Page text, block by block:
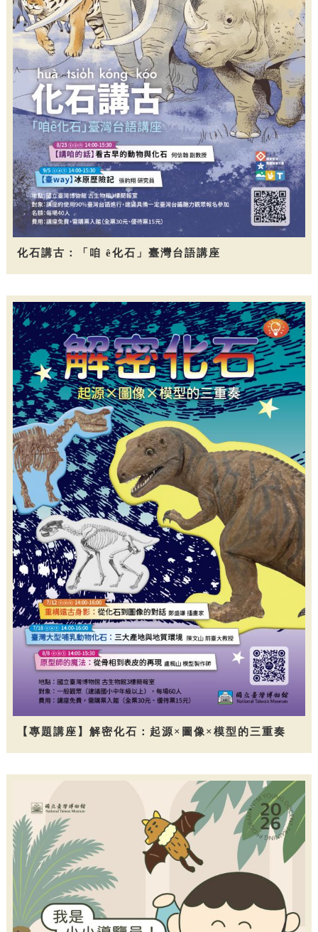
化石講古：「咱 ê化石」臺灣台語講座
【專題講座】解密化石：起源×圖像×模型的三重奏